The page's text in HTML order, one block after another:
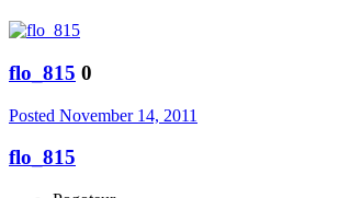
flo_815 0
Posted November 14, 2011
flo_815